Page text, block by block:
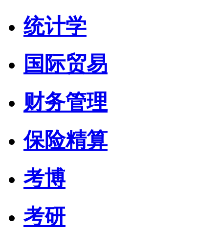
统计学
国际贸易
财务管理
保险精算
考博
考研